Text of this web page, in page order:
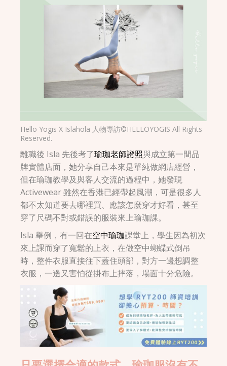
Hello Yogis X Islahola 人物專訪©HELLOYOGIS All Rights
Reserved.
離職後 Isla 先後考了瑜珈老師證照與成立第一間品
牌實體店面，她分享自己本來是單純做網店經營，
但在瑜珈教學及與客人交流的過程中，她發現
Activewear 雖然在香港已經帶起風潮，可是很多人
都不太知道要去哪裡買、應該怎麼穿才好看，甚至
穿了尺碼不對或錯誤的服裝來上瑜珈課。
Isla 舉例，有一回在空中瑜珈課堂上，學生因為初次
來上課而穿了寬鬆的上衣，在做空中蝴蝶式倒吊
時，整件衣服直接往下蓋住頭部，對方一邊想調整
衣服，一邊又害怕從掛布上摔落，場面十分危險。